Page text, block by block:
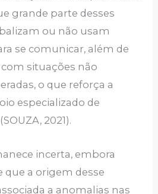
grande parte desses
ou não usam
se comunicar, além de
situações não
o que reforça a
especializado de
2021).
incerta, embora
que a origem desse
a anomalias nas